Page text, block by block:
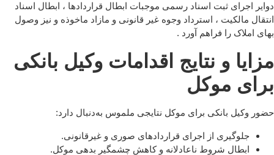
دوایر اجرای ثبت اسناد رسمی موجبات ابطال قراردادها ، ابطال اسناد
انتقال مالکیت ، استرداد وجوه غیر قانونی و مازاد ماخوذه و نیز وصول
بهای املاک را فراهم آورد .
مزایا و نتایج اقدامات وکیل بانکی
برای موکل
حضور وکیل بانکی برای موکل نتایجی ملموس به‌دنبال دارد:
جلوگیری از اجرای قراردادهای صوری و غیرقانونی.
ابطال شروط ناعادلانه و کاهش چشمگیر بدهی موکل.